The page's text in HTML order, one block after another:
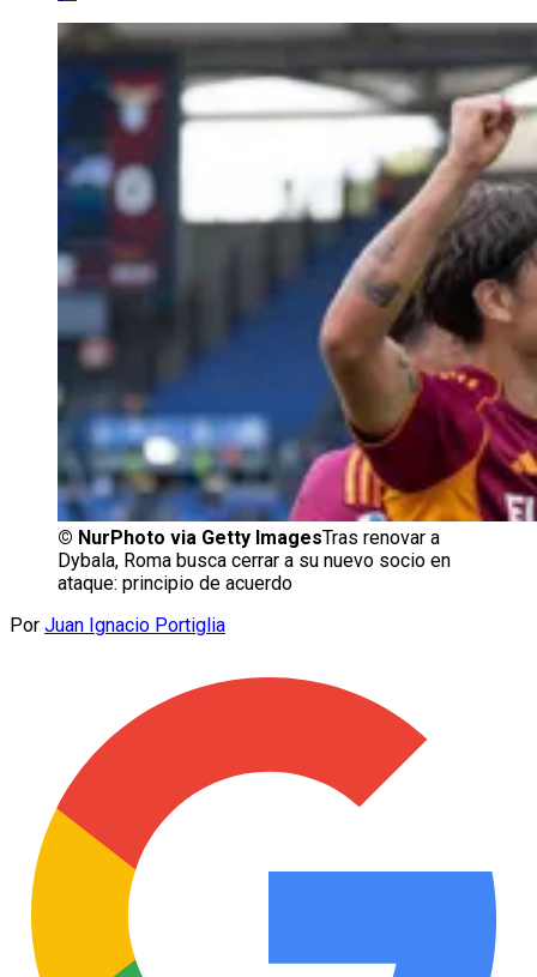
© NurPhoto via Getty ImagesTras renovar a
Dybala, Roma busca cerrar a su nuevo socio en
ataque: principio de acuerdo
Por Juan Ignacio Portiglia